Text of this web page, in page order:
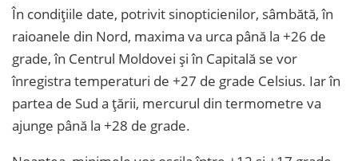
În condițiile date, potrivit sinopticienilor, sâmbătă, în
raioanele din Nord, maxima va urca până la +26 de
grade, în Centrul Moldovei și în Capitală se vor
înregistra temperaturi de +27 de grade Celsius. Iar în
partea de Sud a țării, mercurul din termometre va
ajunge până la +28 de grade.